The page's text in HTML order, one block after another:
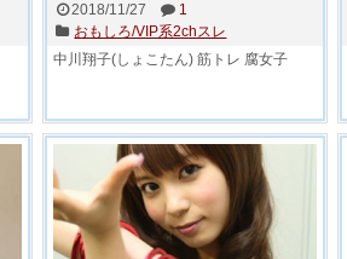
2018/11/27
1
おもしろ/VIP系2chスレ
中川翔子(しょこたん) 筋トレ 腐女子